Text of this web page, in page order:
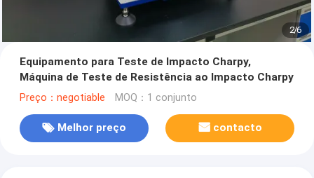
2/6
Equipamento para Teste de Impacto Charpy,
Máquina de Teste de Resistência ao Impacto Charpy
Preço：negotiable MOQ：1 conjunto
Melhor preço contacto